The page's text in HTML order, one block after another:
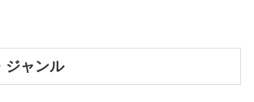
ジャンル